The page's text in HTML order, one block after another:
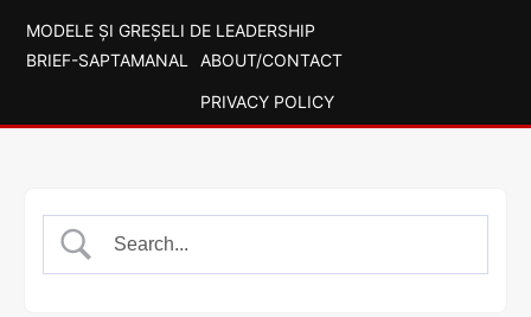
MODELE ȘI GREȘELI DE LEADERSHIP
BRIEF-SAPTAMANAL ABOUT/CONTACT
PRIVACY POLICY